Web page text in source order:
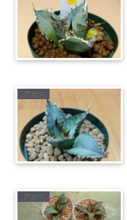
アガベ
アガベ